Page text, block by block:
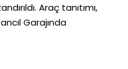
Araç tanıtımı,
Garajında